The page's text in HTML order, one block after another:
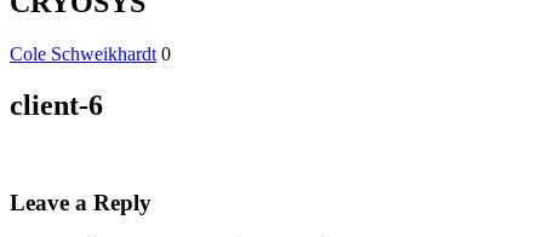
Cole Schweikhardt 0
client-6
Leave a Reply